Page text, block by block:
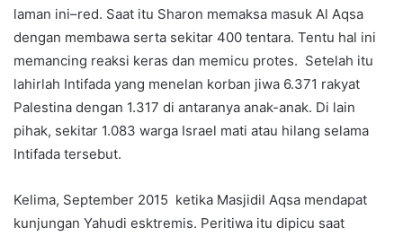
laman ini–red. Saat itu Sharon memaksa masuk Al Aqsa
dengan membawa serta sekitar 400 tentara. Tentu hal ini
memancing reaksi keras dan memicu protes. Setelah itu
lahirlah Intifada yang menelan korban jiwa 6.371 rakyat
Palestina dengan 1.317 di antaranya anak-anak. Di lain
pihak, sekitar 1.083 warga Israel mati atau hilang selama
Intifada tersebut.
Kelima, September 2015 ketika Masjidil Aqsa mendapat
kunjungan Yahudi esktremis. Peritiwa itu dipicu saat